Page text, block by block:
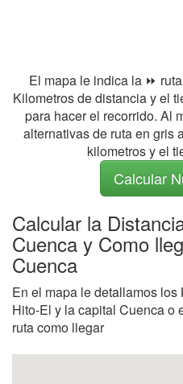
El mapa le indica la ⏩
Kilometros de distancia y el
para hacer el recorrido. Al
alternativas de ruta en gris
kilometros y el
Calcular
Calcular la
Cuenca y Como
Cuenca
En el mapa le detallamos
Hito-El y la capital Cuenca o
ruta como llegar